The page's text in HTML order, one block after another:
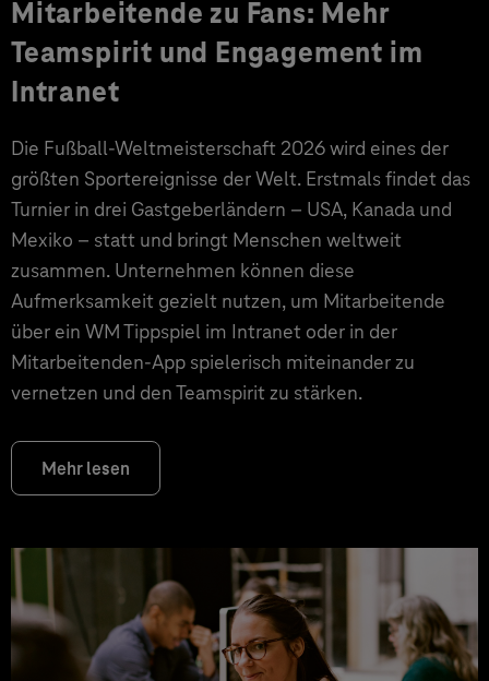
Mitarbeitende zu Fans: Mehr
Teamspirit und Engagement im
Intranet
Die Fußball-Weltmeisterschaft 2026 wird eines der
größten Sportereignisse der Welt. Erstmals findet das
Turnier in drei Gastgeberländern – USA, Kanada und
Mexiko – statt und bringt Menschen weltweit
zusammen. Unternehmen können diese
Aufmerksamkeit gezielt nutzen, um Mitarbeitende
über ein WM Tippspiel im Intranet oder in der
Mitarbeitenden-App spielerisch miteinander zu
vernetzen und den Teamspirit zu stärken.
Mehr lesen